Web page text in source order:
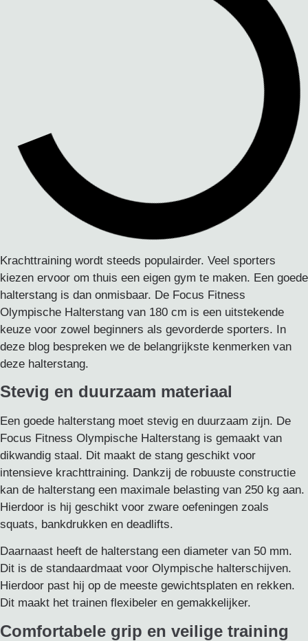
Krachttraining wordt steeds populairder. Veel sporters
kiezen ervoor om thuis een eigen gym te maken. Een goede
halterstang is dan onmisbaar. De Focus Fitness
Olympische Halterstang van 180 cm is een uitstekende
keuze voor zowel beginners als gevorderde sporters. In
deze blog bespreken we de belangrijkste kenmerken van
deze halterstang.
Stevig en duurzaam materiaal
Een goede halterstang moet stevig en duurzaam zijn. De
Focus Fitness Olympische Halterstang is gemaakt van
dikwandig staal. Dit maakt de stang geschikt voor
intensieve krachttraining. Dankzij de robuuste constructie
kan de halterstang een maximale belasting van 250 kg aan.
Hierdoor is hij geschikt voor zware oefeningen zoals
squats, bankdrukken en deadlifts.
Daarnaast heeft de halterstang een diameter van 50 mm.
Dit is de standaardmaat voor Olympische halterschijven.
Hierdoor past hij op de meeste gewichtsplaten en rekken.
Dit maakt het trainen flexibeler en gemakkelijker.
Comfortabele grip en veilige training